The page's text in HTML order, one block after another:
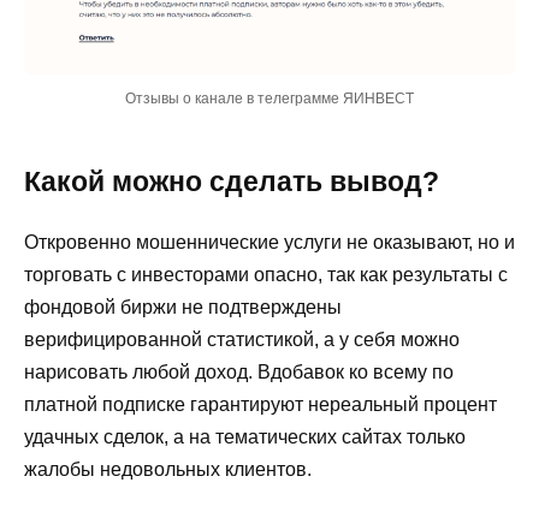
Отзывы о канале в телеграмме ЯИНВЕСТ
Какой можно сделать вывод?
Откровенно мошеннические услуги не оказывают, но и
торговать с инвесторами опасно, так как результаты с
фондовой биржи не подтверждены
верифицированной статистикой, а у себя можно
нарисовать любой доход. Вдобавок ко всему по
платной подписке гарантируют нереальный процент
удачных сделок, а на тематических сайтах только
жалобы недовольных клиентов.